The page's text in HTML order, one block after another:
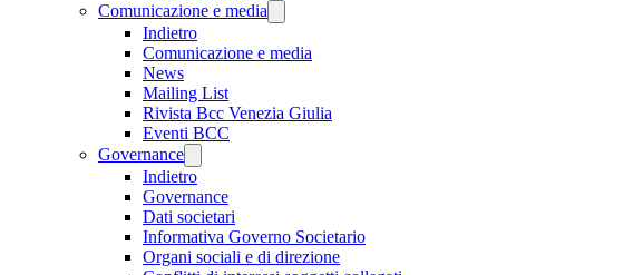
Comunicazione e media
Indietro
Comunicazione e media
News
Mailing List
Rivista Bcc Venezia Giulia
Eventi BCC
Governance
Indietro
Governance
Dati societari
Informativa Governo Societario
Organi sociali e di direzione